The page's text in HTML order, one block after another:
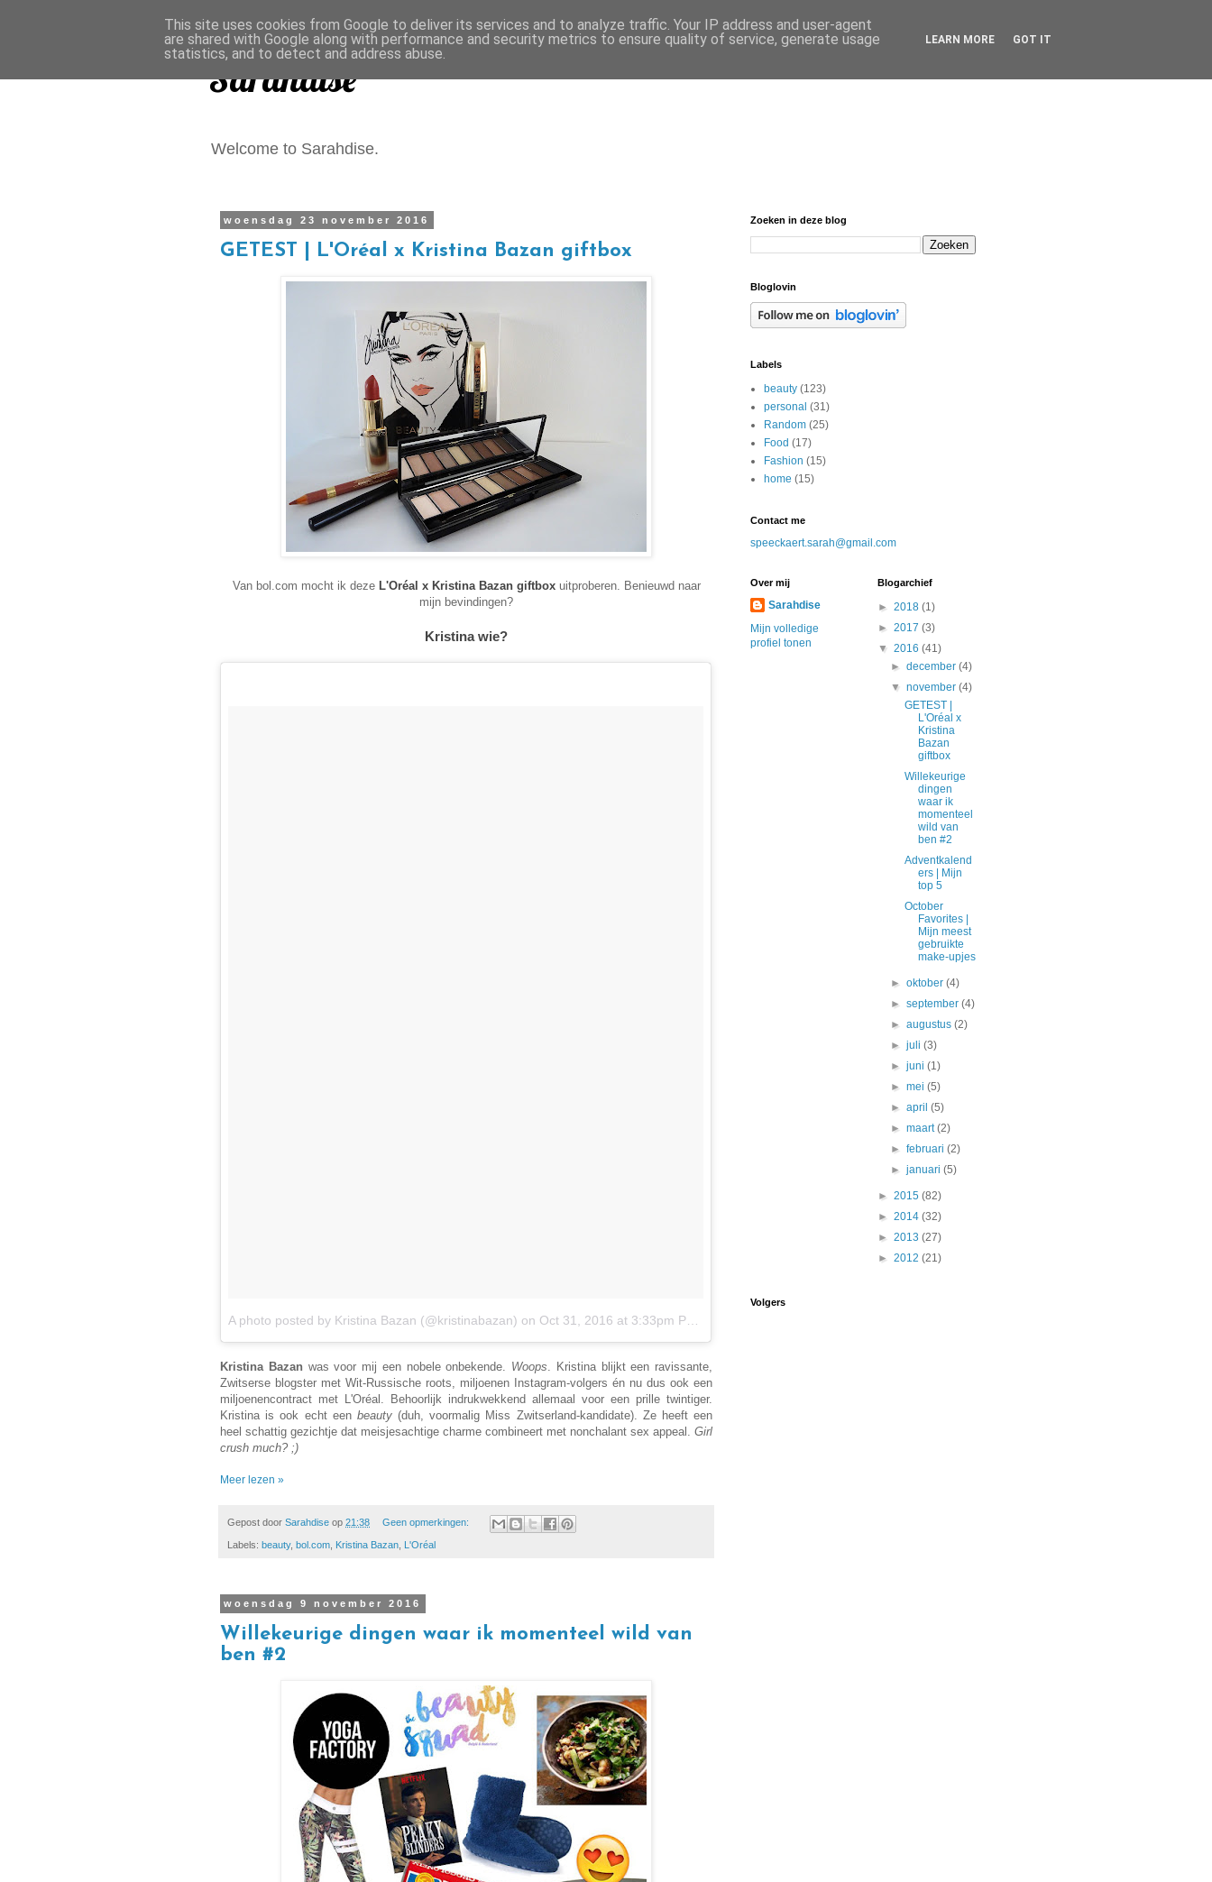
Sarahdise
Welcome to Sarahdise.
woensdag 23 november 2016
GETEST | L'Oréal x Kristina Bazan giftbox
Van bol.com mocht ik deze L'Oréal x Kristina Bazan giftboxuitproberen. Benieuwd naar
mijn bevindingen?
Kristina wie?
A photo posted by Kristina Bazan (@kristinabazan) on Oct 31, 2016 at 3:33pm PDT
Kristina Bazan was voor mij een nobele onbekende. Woops. Kristina blijkt een ravissante,
Zwitserse blogster met Wit-Russische roots, miljoenen Instagram-volgers én nu dus ook een
miljoenencontract met L'Oréal. Behoorlijk indrukwekkend allemaal voor een prille twintiger.
Kristina is ook echt een beauty(duh, voormalig Miss Zwitserland-kandidate). Ze heeft een
heel schattig gezichtje dat meisjesachtige charme combineert met nonchalant sex appeal. Girl
crush much? ;)
Meer lezen »
Gepost door Sarahdise op 21:38 Geen opmerkingen:
Labels: beauty, bol.com Kristina Bazan L'Oréal
woensdag 9 november 2016
Willekeurige dingen waar ik momenteel wild van
ben #2
Zoeken in deze blog
Bloglovin
Labels
beauty (123)
personal (31)
Random (25)
Food (17)
Fashion (15)
home (15)
Contact me
speeckaert.sarah@gmail.com
Over mij
Sarahdise
Mijn volledige
profiel tonen
Blogarchief
► 2018 (1)
► 2017 (3)
▼ 2016 (41)
►december(4)
▼november(4)
GETEST |
L'Oréal x
Kristina
Bazan
giftbox
Willekeurige
dingen
waar ik
momenteel
wild van
ben #2
Adventkalend
ers | Mijn
top 5
October
Favorites |
Mijn meest
gebruikte
make-upjes
►oktober(4)
►september(4)
►augustus(2)
►juli(3)
►juni(1)
►mei(5)
►april(5)
►maart(2)
►februari(2)
►januari(5)
► 2015 (82)
► 2014 (32)
► 2013 (27)
► 2012 (21)
Volgers
This site uses cookies from Google to deliver its services and to analyze traffic. Your IP address and user-agent
are shared with Google along with performance and security metrics to ensure quality of service, generate usage
statistics, and to detect and address abuse.
LEARN MORE GOT IT